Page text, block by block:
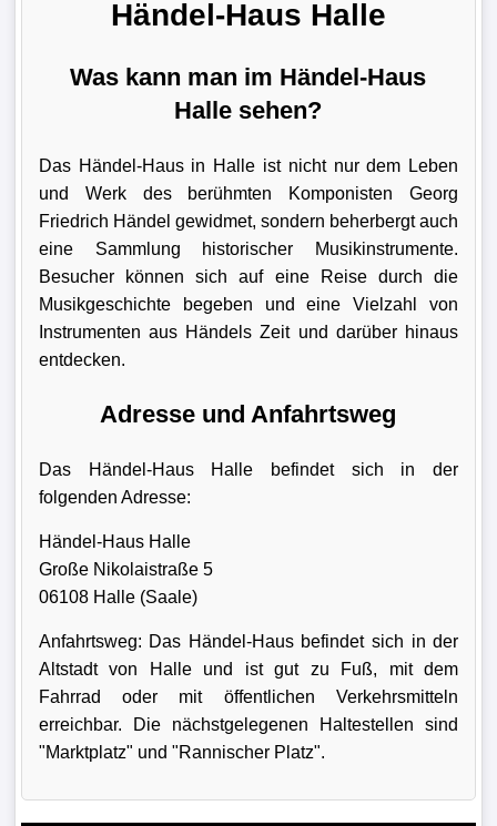
Händel-Haus Halle
Was kann man im Händel-Haus
Halle sehen?
Das Händel-Haus in Halle ist nicht nur dem Leben
und Werk des berühmten Komponisten Georg
Friedrich Händel gewidmet, sondern beherbergt auch
eine Sammlung historischer Musikinstrumente.
Besucher können sich auf eine Reise durch die
Musikgeschichte begeben und eine Vielzahl von
Instrumenten aus Händels Zeit und darüber hinaus
entdecken.
Adresse und Anfahrtsweg
Das Händel-Haus Halle befindet sich in der
folgenden Adresse:
Händel-Haus Halle
Große Nikolaistraße 5
06108 Halle (Saale)
Anfahrtsweg: Das Händel-Haus befindet sich in der
Altstadt von Halle und ist gut zu Fuß, mit dem
Fahrrad oder mit öffentlichen Verkehrsmitteln
erreichbar. Die nächstgelegenen Haltestellen sind
"Marktplatz" und "Rannischer Platz".